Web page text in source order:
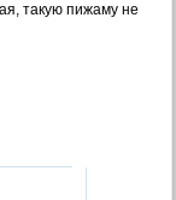
такую пижаму не